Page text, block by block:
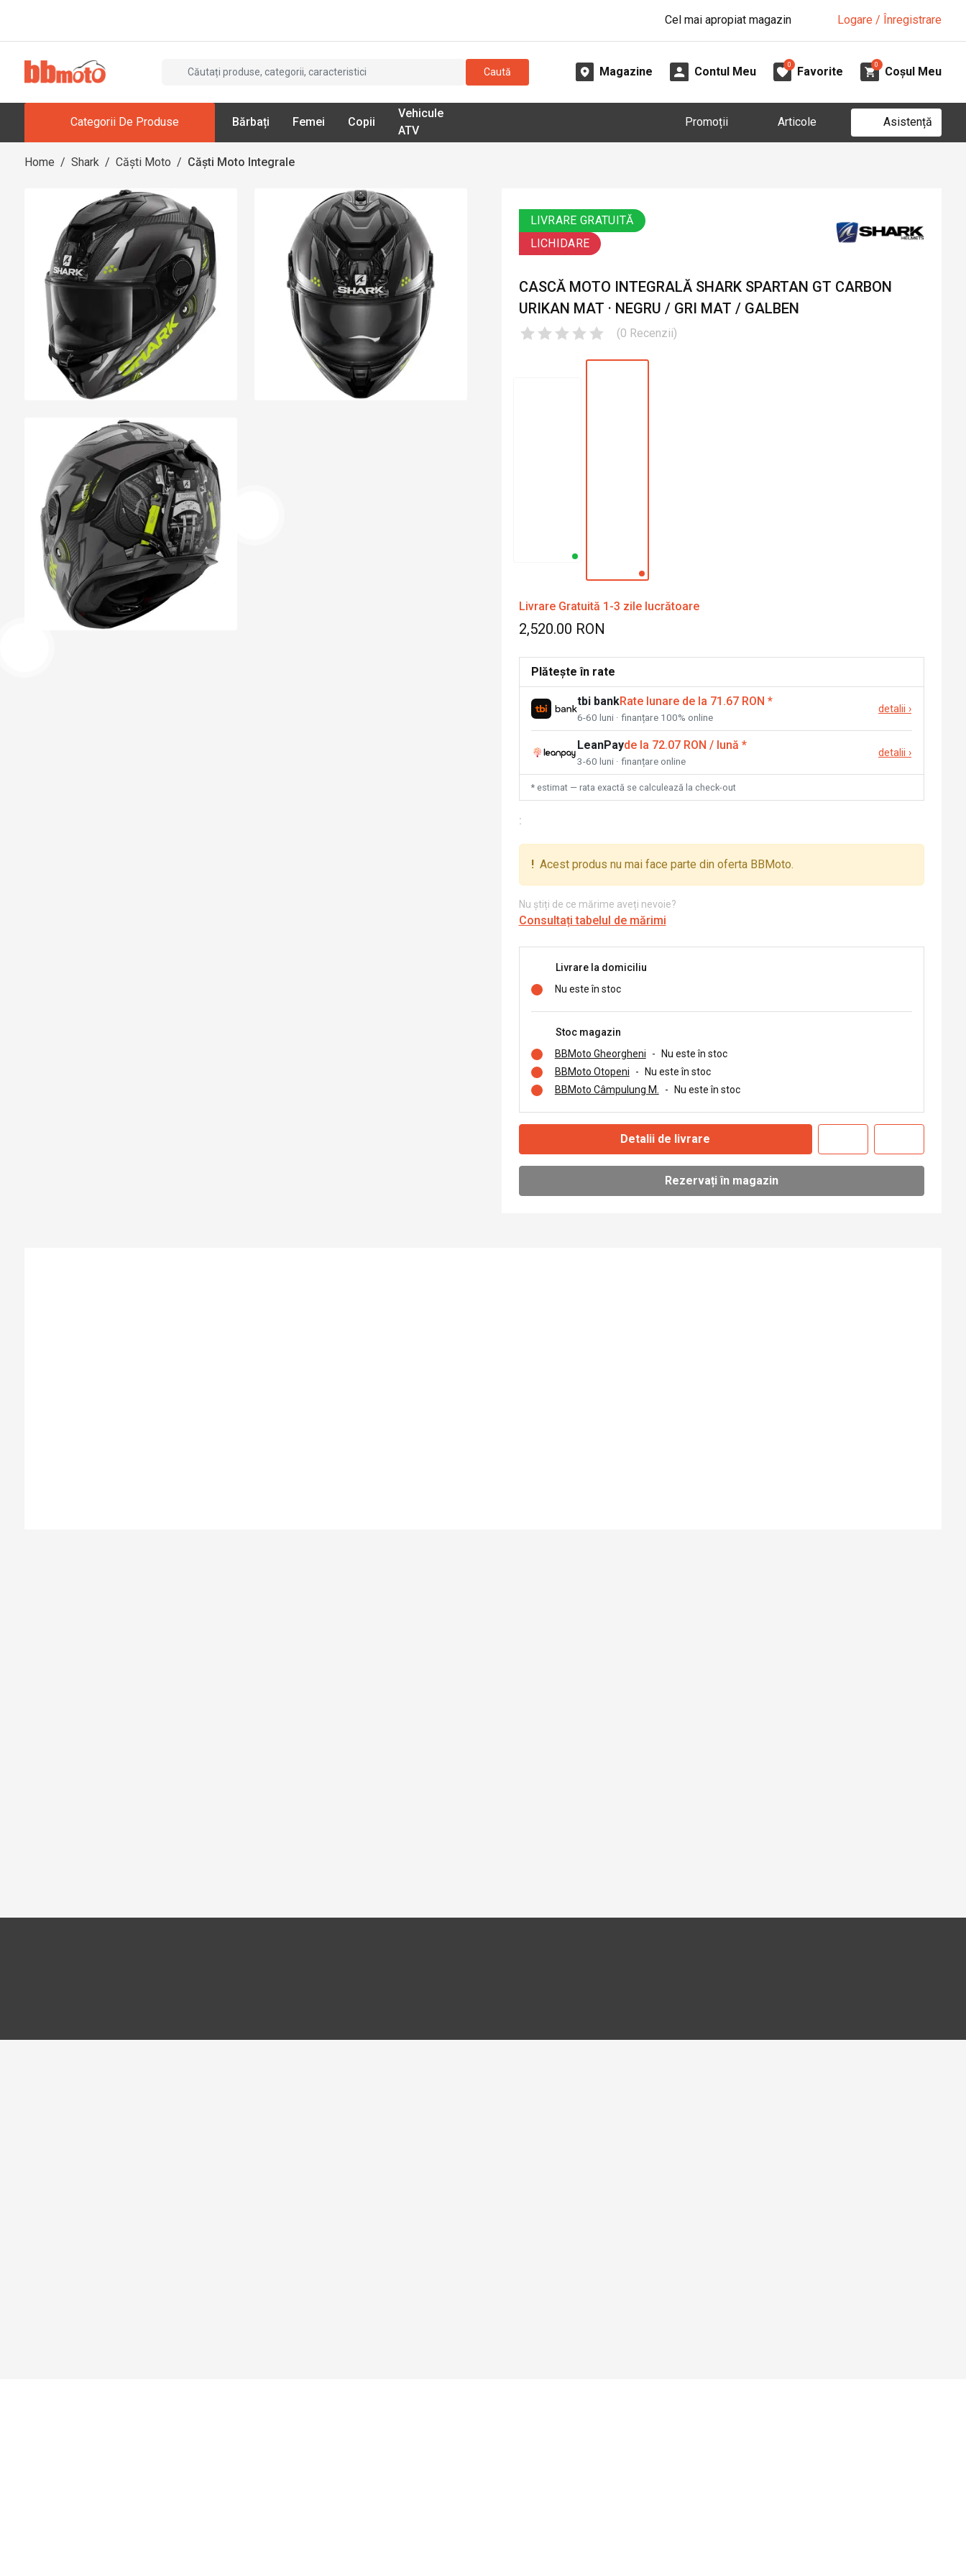
Cel mai apropiat magazin Logare / Înregistrare
Caută Magazine Contul Meu
0
Favorite
0
Coșul Meu
Categorii De Produse Bărbați Femei Copii
Vehicule
ATV
Promoții Articole Asistență
Home / Shark / Căști Moto / Căști Moto Integrale
LIVRARE GRATUITĂ
LICHIDARE
CASCĂ MOTO INTEGRALĂ SHARK SPARTAN GT CARBON
URIKAN MAT · NEGRU / GRI MAT / GALBEN
(0 Recenzii)
Livrare Gratuită 1-3 zile lucrătoare
2,520.00 RON
Plătește în rate
tbi bankRate lunare de la 71.67 RON *
6-60 luni · finanțare 100% online
detalii ›
LeanPayde la 72.07 RON / lună *
3-60 luni · finanțare online
detalii ›
* estimat — rata exactă se calculează la check-out
:
! Acest produs nu mai face parte din oferta BBMoto.
Nu știți de ce mărime aveți nevoie?
Consultați tabelul de mărimi
Livrare la domiciliu
Nu este în stoc
Stoc magazin
BBMoto Gheorgheni
-
Nu este în stoc
BBMoto Otopeni
-
Nu este în stoc
BBMoto Câmpulung M.
- Nu este în stoc
Detalii de livrare
Rezervați în magazin